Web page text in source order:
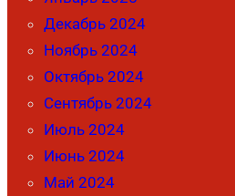
Декабрь 2024
Ноябрь 2024
Октябрь 2024
Сентябрь 2024
Июль 2024
Июнь 2024
Май 2024